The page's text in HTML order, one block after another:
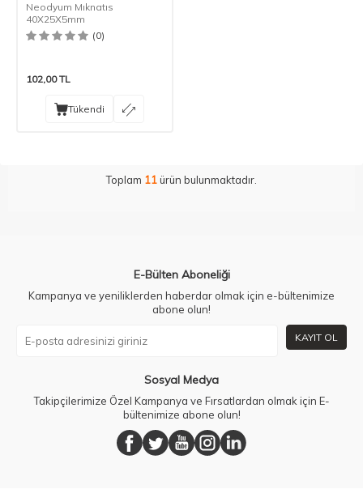
Neodyum Mıknatıs
40X25X5mm
(0)
102,00TL
Tükendi
Toplam 11ürün bulunmaktadır.
E-Bülten Aboneliği
Kampanya ve yeniliklerden haberdar olmak için e-bültenimize
abone olun!
KAYIT OL
Sosyal Medya
Takipçilerimize Özel Kampanya ve Fırsatlardan olmak için E-
bültenimize abone olun!